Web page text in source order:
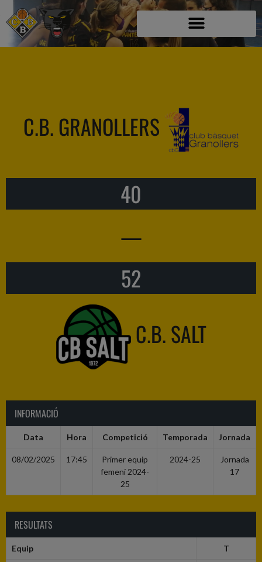
C.B. GRANOLLERS
40
—
52
C.B. SALT
INFORMACIÓ
Data Hora Competició Temporada Jornada
08/02/2025 17:45
Primer equip
femení 2024-
25
2024-25
Jornada
17
RESULTATS
Equip T